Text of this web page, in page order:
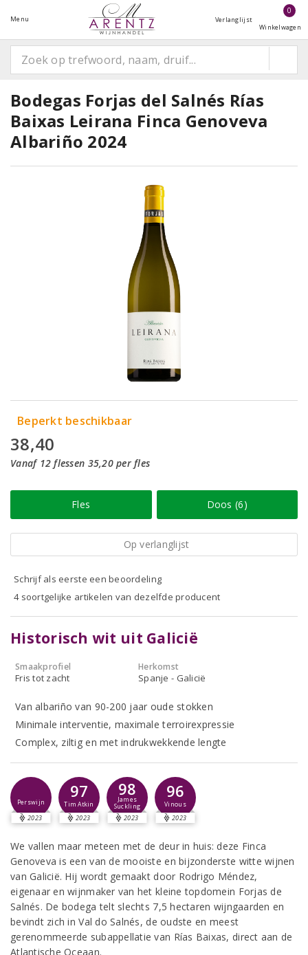
Menu Verlanglijst
0
Winkelwagen
Bodegas Forjas del Salnés Rías
Baixas Leirana Finca Genoveva
Albariño 2024
Beperkt beschikbaar
38,40
Vanaf 12 flessen 35,20 per fles
Fles Doos (6)
Op verlanglijst
Schrijf als eerste een beoordeling
4 soortgelijke artikelen van dezelfde producent
Historisch wit uit Galicië
Smaakprofiel
Fris tot zacht
Herkomst
Spanje - Galicië
Van albariño van 90-200 jaar oude stokken
Minimale interventie, maximale terroirexpressie
Complex, ziltig en met indrukwekkende lengte
Perswijn
2023
97
Tim Atkin
2023
98
James
Suckling
2023
96
Vinous
2023
We vallen maar meteen met de deur in huis: deze Finca
Genoveva is een van de mooiste en bijzonderste witte wijnen
van Galicië. Hij wordt gemaakt door Rodrigo Méndez,
eigenaar en wijnmaker van het kleine topdomein Forjas de
Salnés. De bodega telt slechts 7,5 hectaren wijngaarden en
bevindt zich in Val do Salnés, de oudste en meest
gerenommeerde subappellatie van Rías Baixas, direct aan de
Atlantische Oceaan.